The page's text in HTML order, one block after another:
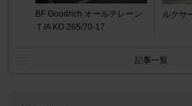
BF Goodrich オールテレーン
Ｔ/A KO 265/70-17
ルクサ
記事一覧